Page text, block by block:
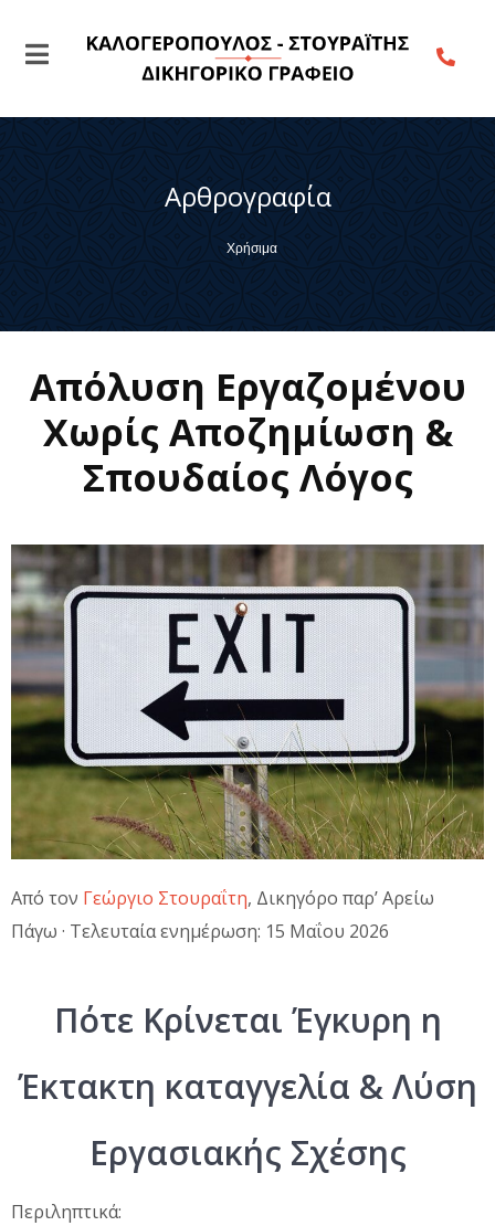
Αρθρογραφία
Χρήσιμα
Απόλυση Εργαζομένου
Χωρίς Αποζημίωση &
Σπουδαίος Λόγος
Από τον Γεώργιο Στουραΐτη, Δικηγόρο παρ’ Αρείω
Πάγω · Τελευταία ενημέρωση: 15 Μαΐου 2026
Πότε Κρίνεται Έγκυρη η
Έκτακτη καταγγελία & Λύση
Εργασιακής Σχέσης
Περιληπτικά: